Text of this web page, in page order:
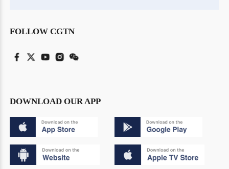
FOLLOW CGTN
DOWNLOAD OUR APP